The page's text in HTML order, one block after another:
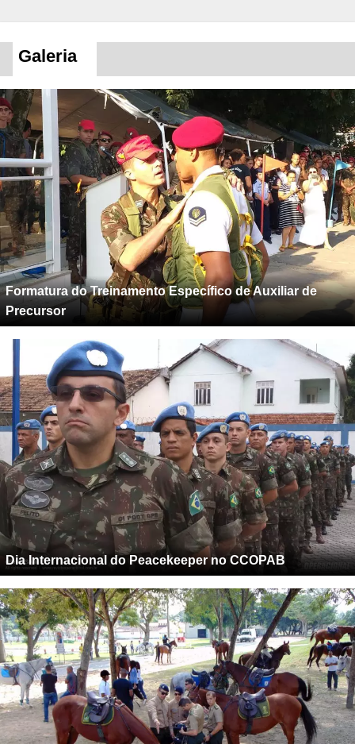
Galeria
Formatura do Treinamento Específico de Auxiliar de
Precursor
Dia Internacional do Peacekeeper no CCOPAB